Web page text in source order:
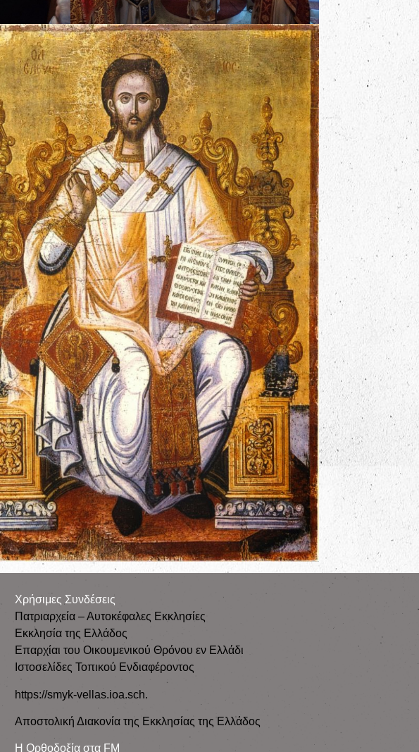
Χρήσιμες Συνδέσεις
Πατριαρχεία – Αυτοκέφαλες Εκκλησίες
Εκκλησία της Ελλάδος
Επαρχίαι του Οικουμενικού Θρόνου εν Ελλάδι
Ιστοσελίδες Τοπικού Ενδιαφέροντος
https://smyk-vellas.ioa.sch.
Αποστολική Διακονία της Εκκλησίας της Ελλάδος
Η Ορθοδοξία στα FM